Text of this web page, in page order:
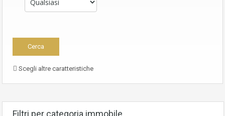
Scegli altre caratteristiche
Filtri per categoria immobile